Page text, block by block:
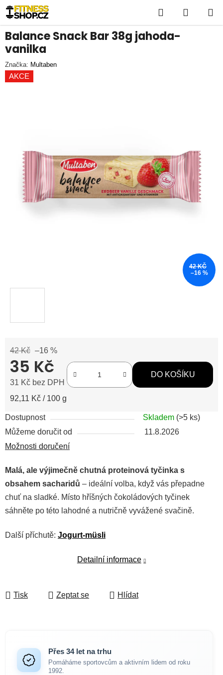
Přejít
na
Hledat
KOŠÍK
42 Kč –16 %
35 Kč
31 Kč bez DPH
Měrná cena:
92,11 Kč / 100 g
DO KOŠÍKU
Dostupnost Skladem (>5 ks)
Můžeme doručit od
11.8.2026
Možnosti doručení
Malá, ale výjimečně chutná proteinová tyčinka s
obsahem sacharidů – ideální volba, když vás přepadne
chuť na sladké. Místo hříšných čokoládových tyčinek
sáhněte po této lahodné a nutričně vyvážené svačině.
Další příchutě: Jogurt-müsli
Detailní informace
Tisk Zeptat se Hlídat
Balance Snack Bar 38g jahoda-
vanilka
Značka: Multaben
AKCE
42 KČ
–16 %
Přes 34 let na trhu
Pomáháme sportovcům a aktivním lidem od roku
1992.